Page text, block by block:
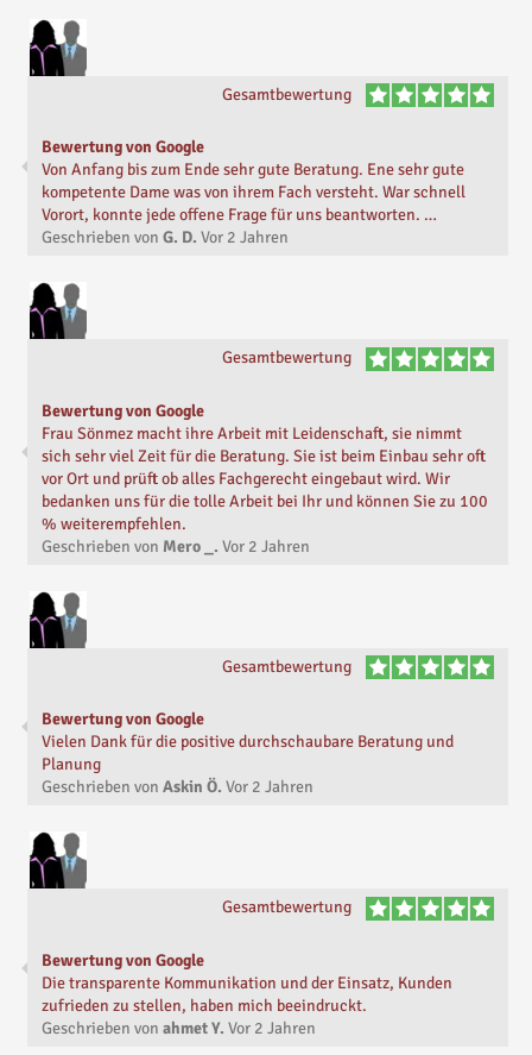
Gesamtbewertung
Bewertung von Google
Von Anfang bis zum Ende sehr gute Beratung. Ene sehr gute
kompetente Dame was von ihrem Fach versteht. War schnell
Vorort, konnte jede offene Frage für uns beantworten. …
Geschrieben von G. D. Vor 2 Jahren
Gesamtbewertung
Bewertung von Google
Frau Sönmez macht ihre Arbeit mit Leidenschaft, sie nimmt
sich sehr viel Zeit für die Beratung. Sie ist beim Einbau sehr oft
vor Ort und prüft ob alles Fachgerecht eingebaut wird. Wir
bedanken uns für die tolle Arbeit bei Ihr und können Sie zu 100
% weiterempfehlen.
Geschrieben von Mero _. Vor 2 Jahren
Gesamtbewertung
Bewertung von Google
Vielen Dank für die positive durchschaubare Beratung und
Planung
Geschrieben von Askin Ö. Vor 2 Jahren
Gesamtbewertung
Bewertung von Google
Die transparente Kommunikation und der Einsatz, Kunden
zufrieden zu stellen, haben mich beeindruckt.
Geschrieben von ahmet Y. Vor 2 Jahren